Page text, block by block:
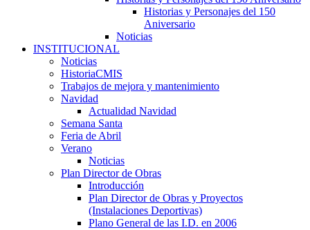
Historias y Personajes del 150
Aniversario
Noticias
INSTITUCIONAL
Noticias
HistoriaCMIS
Trabajos de mejora y mantenimiento
Navidad
Actualidad Navidad
Semana Santa
Feria de Abril
Verano
Noticias
Plan Director de Obras
Introducción
Plan Director de Obras y Proyectos
(Instalaciones Deportivas)
Plano General de las I.D. en 2006